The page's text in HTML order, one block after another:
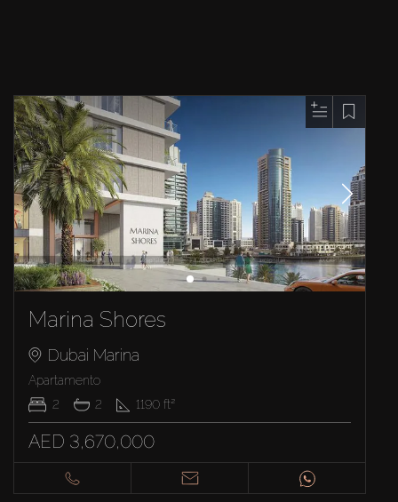
Marina Shores
Dubai Marina
Apartamento
2
2 1190 ft²
AED 3,670,000